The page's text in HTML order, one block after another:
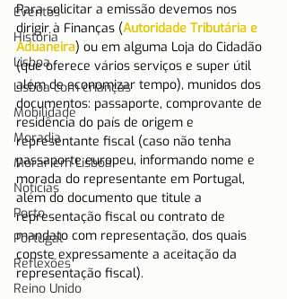
Eventos
História
Lisboa
Lisboa com crianças
Mobilidade
Moradia
Morar em Lisboa
Notícias
Porto
Portugal
Reflexões
Reino Unido
Para solicitar a emissão devemos nos
dirigir à Finanças (Autoridade Tributária e
Aduaneira) ou em alguma Loja do Cidadão
(que oferece vários serviços e super útil
além de economizar tempo), munidos dos
documentos: passaporte, comprovante de
residência do país de origem e
representante fiscal (caso não tenha
passaporte europeu, informando nome e
morada do representante em Portugal,
além do documento que titule a
representação fiscal ou contrato de
mandato com representação, dos quais
conste expressamente a aceitação da
representação fiscal).